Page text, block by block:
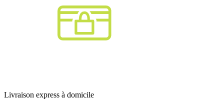
Livraison express à domicile